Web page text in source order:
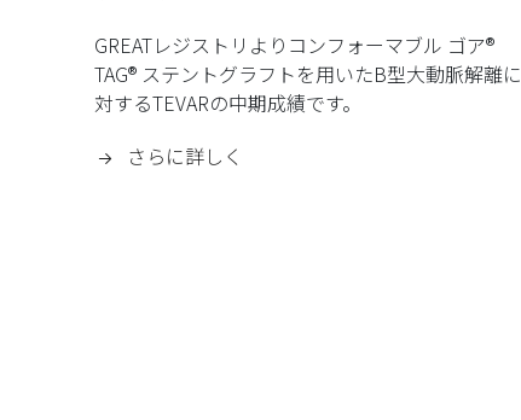
GREATレジストリよりコンフォーマブル ゴア®
TAG® ステントグラフトを用いたB型大動脈解離に
対するTEVARの中期成績です。
さらに詳しく